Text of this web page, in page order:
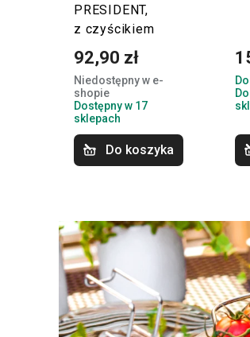
PRESIDENT,
z czyścikiem
92,90 zł
Niedostępny w e-
shopie
Dostępny w 17
sklepach
Do koszyka